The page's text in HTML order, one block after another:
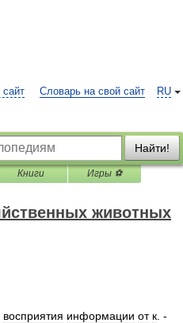
RU
сайт Словарь на свой сайт
Найти!
Книги Игры ⚽
животных
восприятия информации от к . -